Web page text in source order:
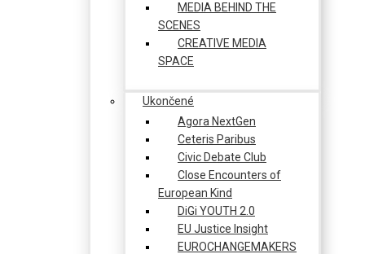
MEDIA BEHIND THE
SCENES
CREATIVE MEDIA
SPACE
Ukončené
Agora NextGen
Ceteris Paribus
Civic Debate Club
Close Encounters of
European Kind
DiGi YOUTH 2.0
EU Justice Insight
EUROCHANGEMAKERS